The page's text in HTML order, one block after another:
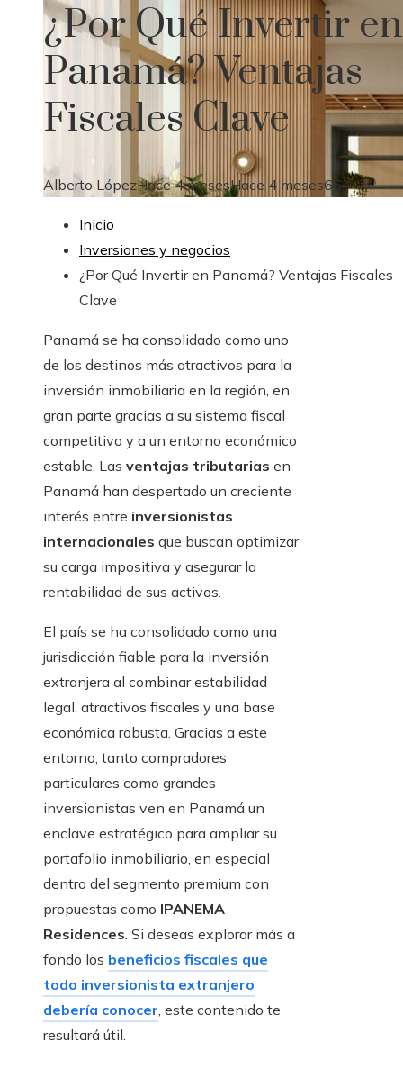
¿Por Qué Invertir en
Panamá? Ventajas
Fiscales Clave
Alberto LópezHace 4 mesesHace 4 meses66
Inicio
Inversiones y negocios
¿Por Qué Invertir en Panamá? Ventajas Fiscales
Clave
Panamá se ha consolidado como uno
de los destinos más atractivos para la
inversión inmobiliaria en la región, en
gran parte gracias a su sistema fiscal
competitivo y a un entorno económico
estable. Las ventajas tributarias en
Panamá han despertado un creciente
interés entre inversionistas
internacionales que buscan optimizar
su carga impositiva y asegurar la
rentabilidad de sus activos.
El país se ha consolidado como una
jurisdicción fiable para la inversión
extranjera al combinar estabilidad
legal, atractivos fiscales y una base
económica robusta. Gracias a este
entorno, tanto compradores
particulares como grandes
inversionistas ven en Panamá un
enclave estratégico para ampliar su
portafolio inmobiliario, en especial
dentro del segmento premium con
propuestas como IPANEMA
Residences. Si deseas explorar más a
fondo los beneficios fiscales que
todo inversionista extranjero
debería conocer, este contenido te
resultará útil.